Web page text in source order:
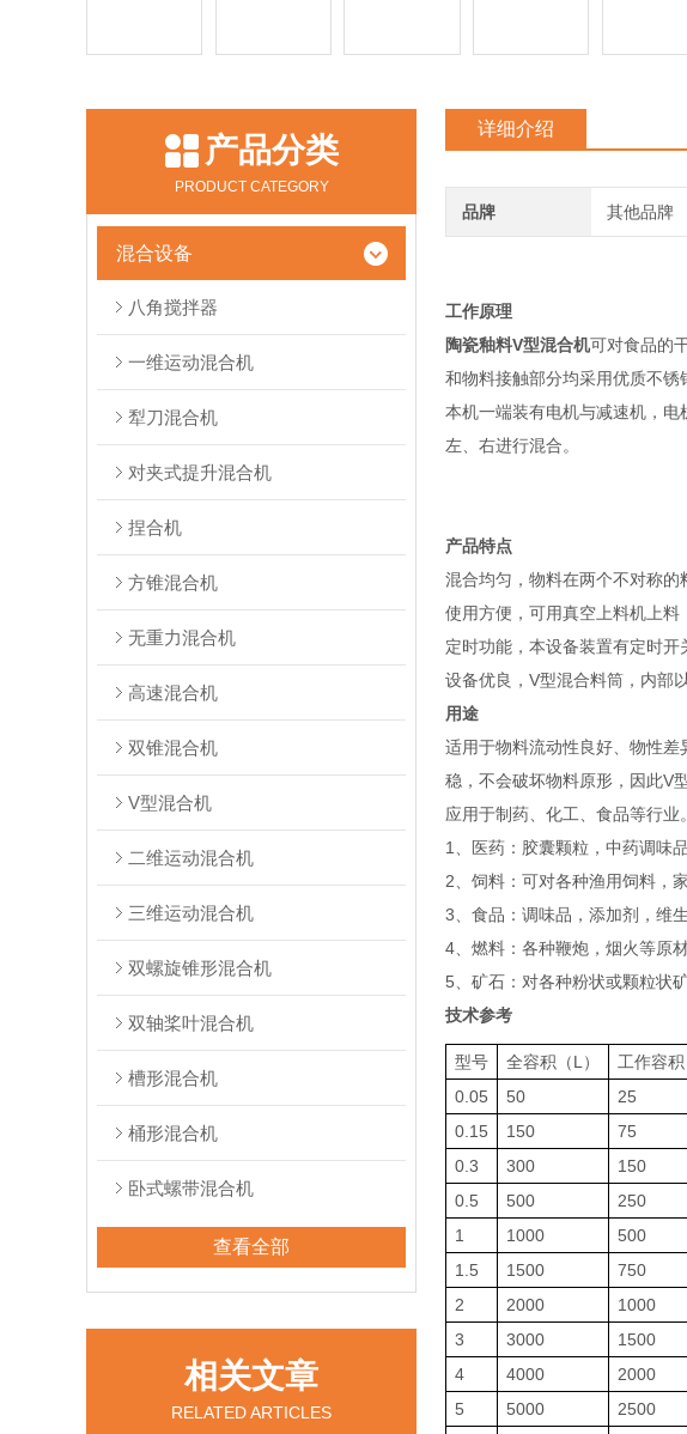
产品分类
PRODUCT CATEGORY
混合设备
八角搅拌器
一维运动混合机
犁刀混合机
对夹式提升混合机
捏合机
方锥混合机
无重力混合机
高速混合机
双锥混合机
V型混合机
二维运动混合机
三维运动混合机
双螺旋锥形混合机
双轴桨叶混合机
槽形混合机
桶形混合机
卧式螺带混合机
查看全部
相关文章
RELATED ARTICLES
详细介绍
品牌 其他品牌
工作原理
陶瓷釉料V型混合机可对食品的
和物料接触部分均采用优质不锈
本机一端装有电机与减速机，
左、右进行混合。
产品特点
混合均匀，物料在两个不对称的
使用方便，可用真空上料机上料
定时功能，本设备装置有定时开
设备优良，V型混合料筒，内部
用途
适用于物料流动性良好、物性
稳，不会破坏物料原形，因此V
应用于制药、化工、食品等行业。
1、医药：胶囊颗粒，中药调味
2、饲料：可对各种渔用饲料，
3、食品：调味品，添加剂，维生
4、燃料：各种鞭炮，烟火等原材
5、矿石：对各种粉状或颗粒状
技术参考
型号 全容积（L） 工作容积
0.05
50 25
0.15
150 75
0.3
300 150
0.5
500 250
1
1000 500
1.5
1500 750
2
2000 1000
3
3000 1500
4
4000 2000
5
5000 2500